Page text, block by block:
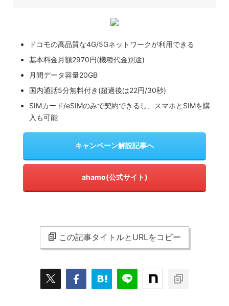
ドコモの高品質な4G/5Gネットワークが利用できる
基本料金月額2970円(機種代金別途)
月間データ容量20GB
国内通話5分無料付き(超過後は22円/30秒)
SIMカード/eSIMのみで契約できるし、スマホとSIMを購
入も可能
キャンペーン解説記事へ
ahamo(公式サイト)
この記事タイトルとURLをコピー